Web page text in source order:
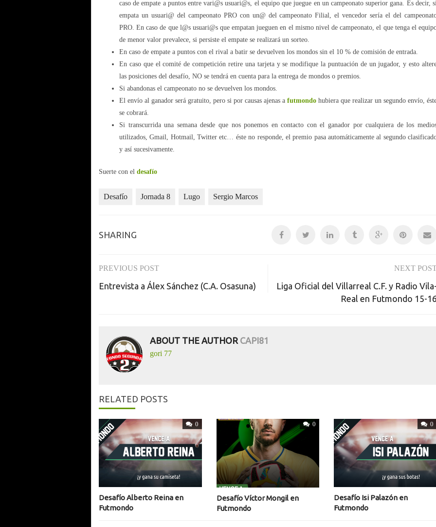
caso de empate a puntos entre vari@s usuari@s, el equipo que juegue en un campeonato superior gana. Es decir,
empata un usuari@ del campeonato PRO con un@ del campeonato Filial, el vencedor sería el del
PRO. En caso de que l@s usuari@s que empatan jueguen en el mismo nivel de campeonato, el que tenga el
de menor valor prevalece, si persiste el empate se realizará un sorteo.
En caso de empate a puntos con el rival a batir se devuelven los mondos sin el 10 % de comisión de entrada.
En caso que el comité de competición retire una tarjeta y se modifique la puntuación de un jugador, y esto
las posiciones del desafío, NO se tendrá en cuenta para la entrega de mondos o premios.
Si abandonas el campeonato no se devuelven los mondos.
El envío al ganador será gratuito, pero si por causas ajenas a futmondo hubiera que realizar un segundo envío,
se cobrará.
Si transcurrida una semana desde que nos ponemos en contacto con el ganador por cualquiera de los
utilizados, Gmail, Hotmail, Twitter etc… éste no responde, el premio pasa automáticamente al segundo
y así sucesivamente.
Suerte con el desafío
Desafío Jornada 8 Lugo Sergio Marcos
SHARING
Post
PREVIOUS POST
Entrevista a Álex Sánchez (C.A. Osasuna)
NEXT
Liga Oficial del Villarreal C.F. y Radio
Real en Futmondo 15-
ABOUT THE AUTHOR CAPI81
gori 77
RELATED POSTS
0
Desafío Alberto Reina en
Futmondo
0
Desafío Víctor Mongil en
Futmondo
0
Desafío Isi Palazón en
Futmondo